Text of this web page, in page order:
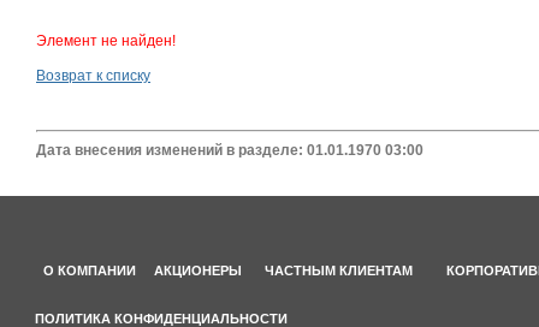
Элемент не найден!
Возврат к списку
Дата внесения изменений в разделе: 01.01.1970 03:00
О КОМПАНИИ АКЦИОНЕРЫ ЧАСТНЫМ КЛИЕНТАМ
ПОЛИТИКА КОНФИДЕНЦИАЛЬНОСТИ